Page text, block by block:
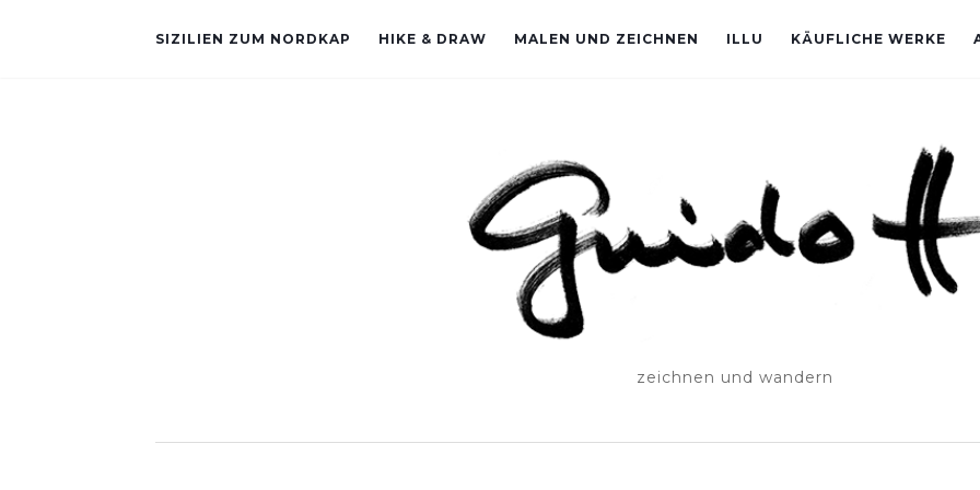
SIZILIEN ZUM NORDKAP HIKE & DRAW MALEN UND ZEICHNEN ILLU KÄUFLICHE WERKE
zeichnen und wandern